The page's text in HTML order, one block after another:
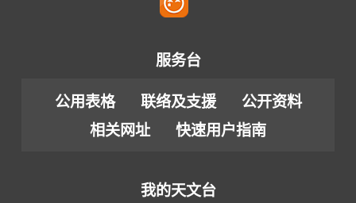
服务台
公用表格 联络及支援
公开资料
相关网址
快速用户指南
我的天文台